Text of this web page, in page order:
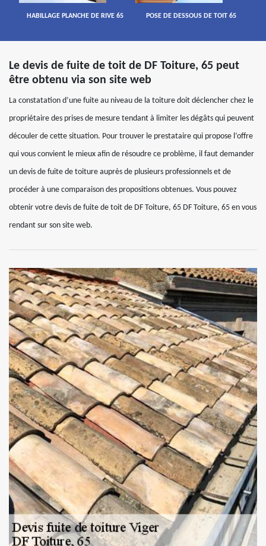
HABILLAGE PLANCHE DE RIVE 65 POSE DE DESSOUS DE TOIT 65
Le devis de fuite de toit de DF Toiture, 65 peut
être obtenu via son site web
La constatation d’une fuite au niveau de la toiture doit déclencher chez le
propriétaire des prises de mesure tendant à limiter les dégâts qui peuvent
découler de cette situation. Pour trouver le prestataire qui propose l’offre
qui vous convient le mieux afin de résoudre ce problème, il faut demander
un devis de fuite de toiture auprès de plusieurs professionnels et de
procéder à une comparaison des propositions obtenues. Vous pouvez
obtenir votre devis de fuite de toit de DF Toiture, 65 DF Toiture, 65 en vous
rendant sur son site web.